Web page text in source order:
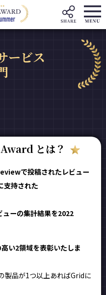
ービス
とは？
で投稿されたレビュー
支持された
ーの集計結果を2022
い2領域を表彰いたしま
製品が1つ以上あればGridに